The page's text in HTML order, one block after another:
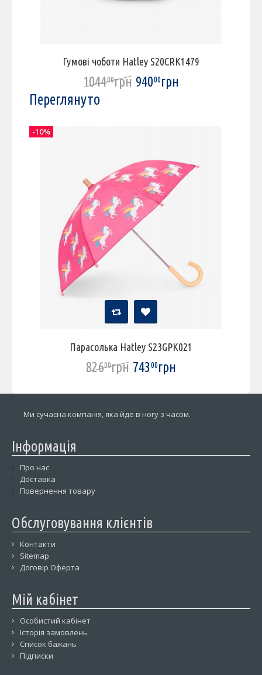
Гумові чоботи Hatley S20CRK1479
104400грн 94000грн
Переглянуто
Парасолька Hatley S23GPK021
82600грн 74300грн
-10%
Ми сучасна компанія, яка йде в ногу з часом.
Інформація
Про нас
Доставка
Повернення товару
Обслуговування клієнтів
Контакти
Sitemap
Договір Оферта
Мій кабінет
Особистий кабінет
Історія замовлень
Список бажань
Підписки